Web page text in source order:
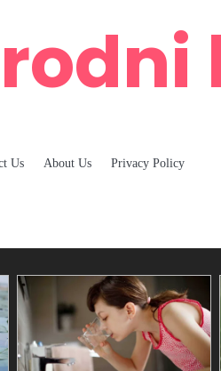
Us About Us Privacy Policy